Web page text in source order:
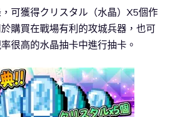
可獲得クリスタル（水晶）X5個作
購買在戰場有利的攻城兵器，也可
很高的水晶抽卡中進行抽卡。